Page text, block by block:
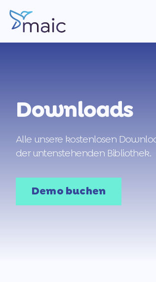
Downloads
Alle unsere kostenlosen
der untenstehenden Bibliothek.
Demo buchen